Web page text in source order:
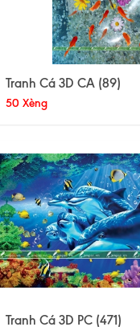
Tranh Cá 3D CA (89)
50 Xèng
Tranh Cá 3D PC (471)